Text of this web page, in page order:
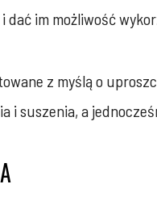
dać im możliwość
z myślą o
suszenia, a